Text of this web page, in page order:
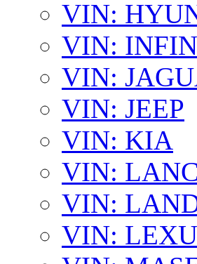
VIN:
VIN:
VIN:
VIN: JEEP
VIN: KIA
VIN:
VIN:
VIN: